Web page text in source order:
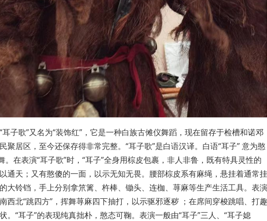
耳子歌”又名为“装饰红”，它是一种白族古傩仪舞蹈，现在留存于检槽和诺邓
聚居区，至今还保存得非常完整。“耳子歌”是白语汉译。白语“耳子” 意为憨
。在表演“耳子歌”时，“耳子”全身用棕皮包裹，非人非鲁，既有特具灵性的
通天；又有憨傻的一面，以示无知无畏。腰部棕皮系有麻绳，悬挂着通常挂
大铃铛，手上分别拿笊篱、杵棒、锄头、连枷、荨麻等生产生活工具。表演
西北“跳四方”，挥舞荨麻四下抽打，以示驱邪逐秽 ；在席间穿梭跳唱、打趣
。“耳子”的表现纯真拙朴，憨态可鞠。表演一般由“耳子”三人、“耳子媳